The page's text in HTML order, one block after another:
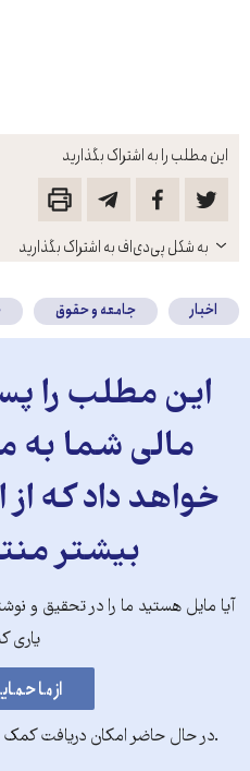
این مطلب را به اشتراک بگذارید
باز
کنید
به شکل پی‌دی‌اف به اشتراک بگذارید
اخبار جامعه و حقوق
این مطلب را
مالی شما به
خواهد داد که
بیشتر
آیا مایل هستید ما را در تحقیق و
یاری
.در حال حاضر امکان دریافت کمک